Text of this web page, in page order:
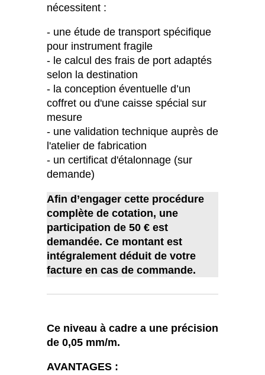
nécessitent :
- une étude de transport spécifique
pour instrument fragile
- le calcul des frais de port adaptés
selon la destination
- la conception éventuelle d’un
coffret ou d'une caisse spécial sur
mesure
- une validation technique auprès de
l'atelier de fabrication
- un certificat d'étalonnage (sur
demande)
Afin d’engager cette procédure
complète de cotation, une
participation de 50 € est
demandée. Ce montant est
intégralement déduit de votre
facture en cas de commande.
Ce niveau à cadre a une précision
de 0,05 mm/m.
AVANTAGES :